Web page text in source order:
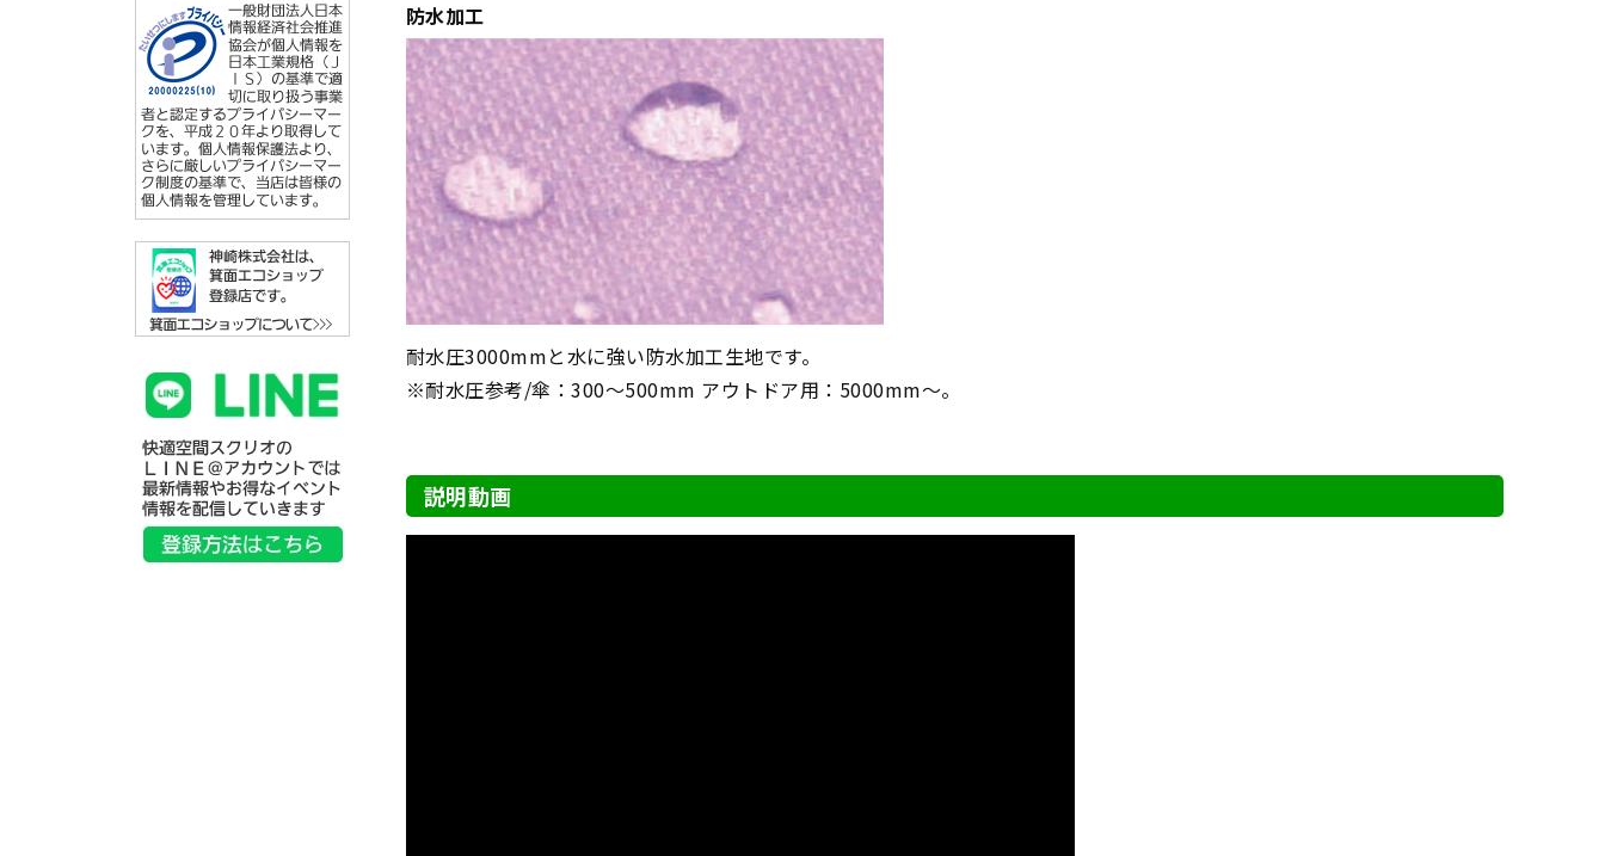
防水加工
耐水圧3000mmと水に強い防水加工生地です。
※耐水圧参考/傘：300～500mm アウトドア用：5000mm～。
説明動画